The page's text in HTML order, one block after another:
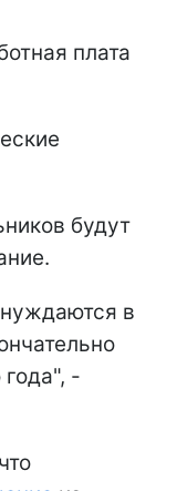
плата
будут
в
-